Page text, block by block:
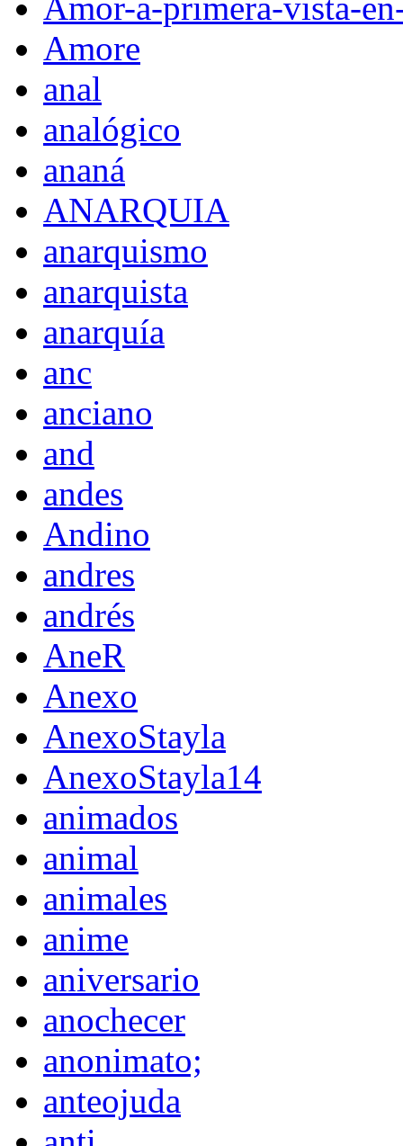
Amor-a-primera-vista-
Amore
anal
analógico
ananá
ANARQUIA
anarquismo
anarquista
anarquía
anc
anciano
and
andes
Andino
andres
andrés
AneR
Anexo
AnexoStayla
AnexoStayla14
animados
animal
animales
anime
aniversario
anochecer
anonimato;
anteojuda